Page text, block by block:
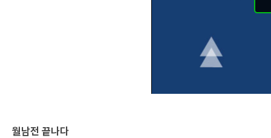
월남전 끝나다